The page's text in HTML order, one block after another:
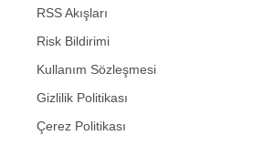
RSS Akışları
Risk Bildirimi
Kullanım Sözleşmesi
Gizlilik Politikası
Çerez Politikası